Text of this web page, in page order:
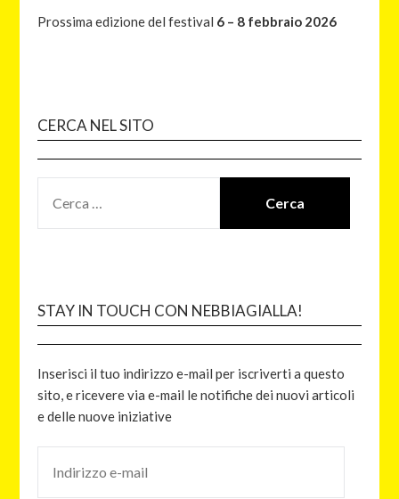
Prossima edizione del festival 6 – 8 febbraio 2026
CERCA NEL SITO
STAY IN TOUCH CON NEBBIAGIALLA!
Inserisci il tuo indirizzo e-mail per iscriverti a questo
sito, e ricevere via e-mail le notifiche dei nuovi articoli
e delle nuove iniziative